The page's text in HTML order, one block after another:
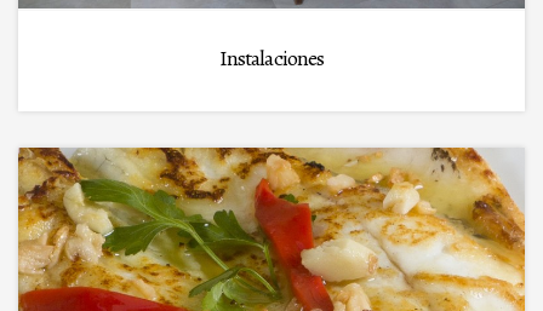
Instalaciones